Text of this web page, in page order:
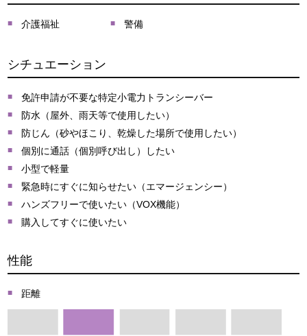
介護福祉 警備
シチュエーション
免許申請が不要な特定小電力トランシーバー
防水（屋外、雨天等で使用したい）
防じん（砂やほこり、乾燥した場所で使用したい）
個別に通話（個別呼び出し）したい
小型で軽量
緊急時にすぐに知らせたい（エマージェンシー）
ハンズフリーで使いたい（VOX機能）
購入してすぐに使いたい
性能
距離